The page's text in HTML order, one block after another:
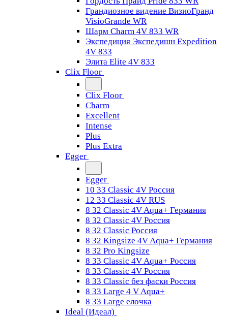
Грандиозное видение ВизиоГранд
VisioGrande WR
Шарм Charm 4V 833 WR
Экспедиция Экспедишн Expedition
4V 833
Элита Elite 4V 833
Clix Floor
Clix Floor
Charm
Excellent
Intense
Plus
Plus Extra
Egger
Egger
10 33 Classic 4V Россия
12 33 Classic 4V RUS
8 32 Classic 4V Aqua+ Германия
8 32 Classic 4V Россия
8 32 Classic Россия
8 32 Kingsize 4V Aqua+ Германия
8 32 Pro Kingsize
8 33 Classic 4V Aqua+ Россия
8 33 Classic 4V Россия
8 33 Classic без фаски Россия
8 33 Large 4 V Aqua+
8 33 Large елочка
Ideal (Идеал)